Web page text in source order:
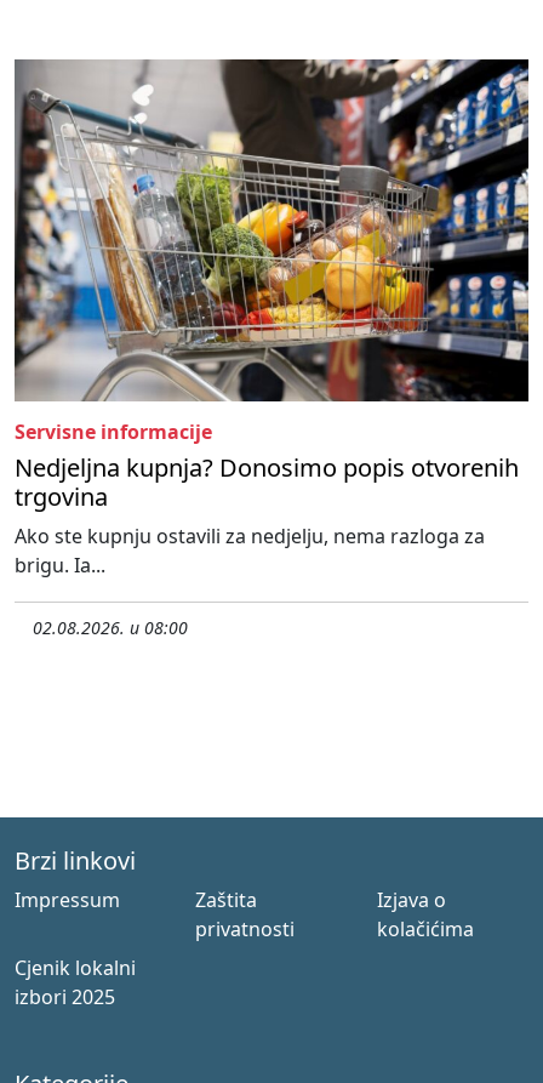
Servisne informacije
Nedjeljna kupnja? Donosimo popis otvorenih
trgovina
Ako ste kupnju ostavili za nedjelju, nema razloga za
brigu. Ia...
02.08.2026. u 08:00
Brzi linkovi
Impressum
Zaštita
privatnosti
Izjava o
kolačićima
Cjenik lokalni
izbori 2025